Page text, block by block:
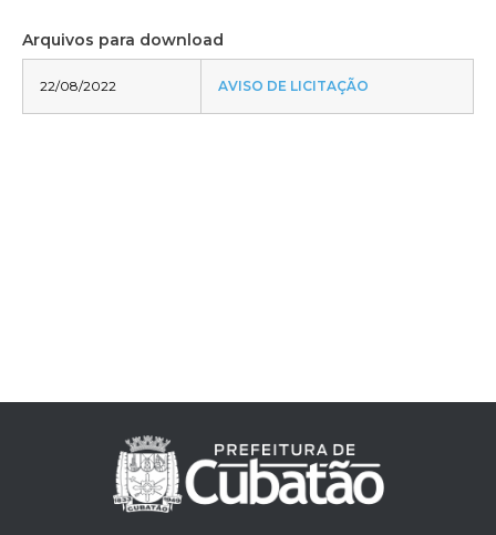
Arquivos para download
22/08/2022 AVISO DE LICITAÇÃO